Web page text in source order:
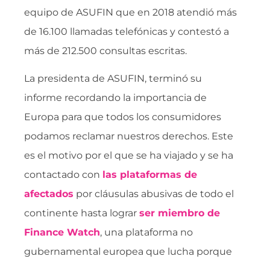
equipo de ASUFIN que en 2018 atendió más
de 16.100 llamadas telefónicas y contestó a
más de 212.500 consultas escritas.
La presidenta de ASUFIN, terminó su
informe recordando la importancia de
Europa para que todos los consumidores
podamos reclamar nuestros derechos. Este
es el motivo por el que se ha viajado y se ha
contactado con las plataformas de
afectados por cláusulas abusivas de todo el
continente hasta lograr ser miembro de
Finance Watch, una plataforma no
gubernamental europea que lucha porque